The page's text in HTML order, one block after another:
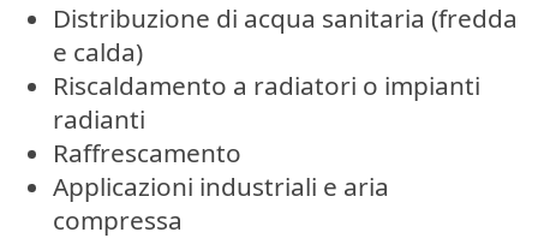
Distribuzione di acqua sanitaria (fredda
e calda)
Riscaldamento a radiatori o impianti
radianti
Raffrescamento
Applicazioni industriali e aria
compressa